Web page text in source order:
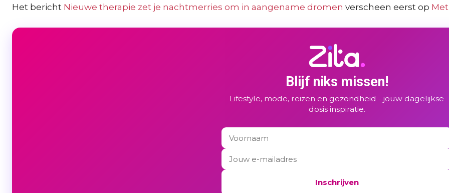
Het bericht Nieuwe therapie zet je nachtmerries om in aangename dromen verscheen eerst op
Blijf niks missen!
Lifestyle, mode, reizen en gezondheid - jouw dagelijkse
dosis inspiratie.
Inschrijven